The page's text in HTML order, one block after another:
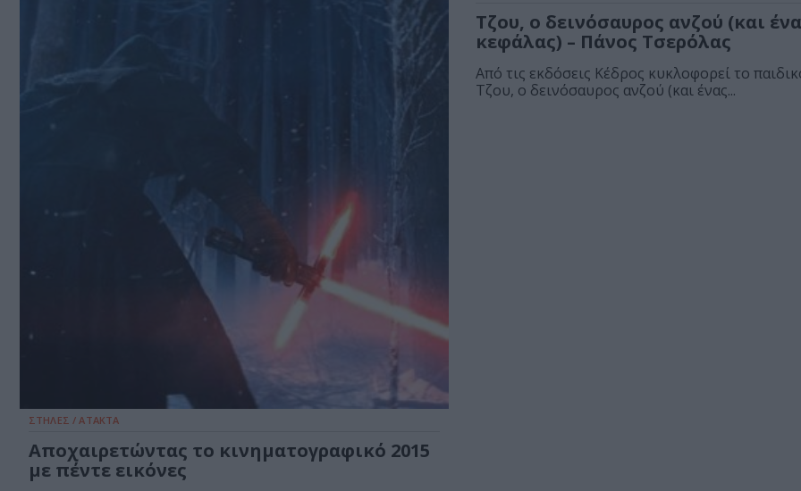
ΣΤΗΛΕΣ / ΑΤΑΚΤΑ
Αποχαιρετώντας το κινηματογραφικό 2015
με πέντε εικόνες
Τζου, ο δεινόσαυρος ανζού (και
κεφάλας) – Πάνος Τσερόλας
Από τις εκδόσεις Κέδρος κυκλοφορεί το
Τζου, ο δεινόσαυρος ανζού (και ένας...